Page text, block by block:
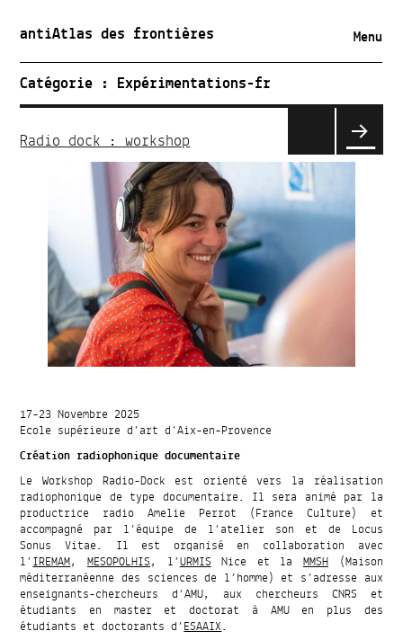
antiAtlas des frontières Menu
Catégorie : Expérimentations-fr
Radio dock : workshop
17-23 Novembre 2025
Ecole supérieure d’art d’Aix-en-Provence
Création radiophonique documentaire
Le Workshop Radio-Dock est orienté vers la réalisation
radiophonique de type documentaire. Il sera animé par la
productrice radio Amelie Perrot (France Culture) et
accompagné par l’équipe de l’atelier son et de Locus
Sonus Vitae. Il est organisé en collaboration avec
l’IREMAM, MESOPOLHIS, l’URMISNice et laMMSH (Maison
méditerranéenne des sciences de l’homme) et s’adresse aux
enseignants-chercheurs d’AMU, aux chercheurs CNRS et
étudiants en master et doctorat à AMU en plus des
étudiants et doctorants d’ESAAIX.
Pagination
des
publications
PAGE
NTE